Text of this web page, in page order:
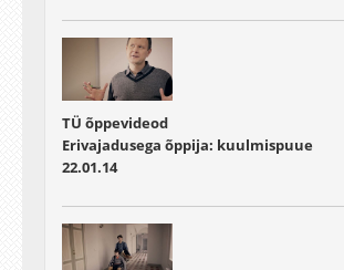
TÜ õppevideod
Erivajadusega õppija: kuulmispuue
22.01.14